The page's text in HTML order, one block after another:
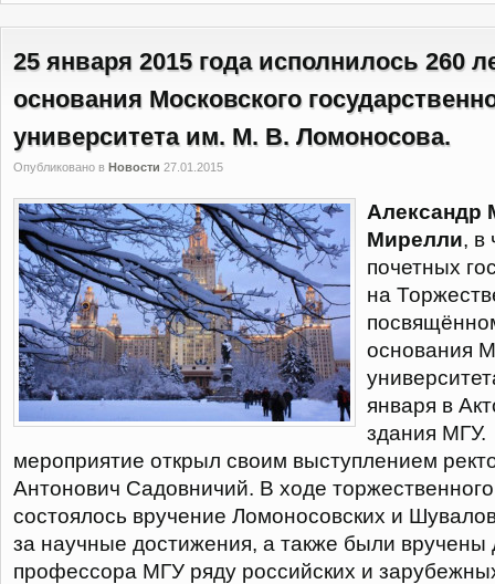
25 января 2015 года исполнилось 260
основания Московского
университета им. М. В. Ломоносова.
Опубликовано в Новости 27.01.2015
Александр
Мирелли, в
почетных
на
основания
января в
здания
мероприятие открыл своим выступлением
Антонович Садовничий. В ходе
состоялось вручение Ломоносовских и
за научные достижения, а также были вручены
профессора МГУ ряду российских и